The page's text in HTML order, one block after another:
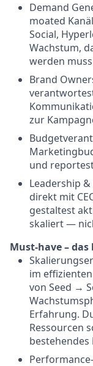
Demand
moated
Social,
Wachstum,
werden
Brand
zur
und
Leadership
direkt mit
gestaltest
skaliert —
Must-have –
im
von Seed →
Erfahrung.
Ressourcen